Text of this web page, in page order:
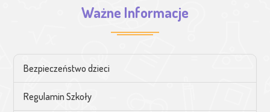
Ważne Informacje
Bezpieczeństwo dzieci
Regulamin Szkoły